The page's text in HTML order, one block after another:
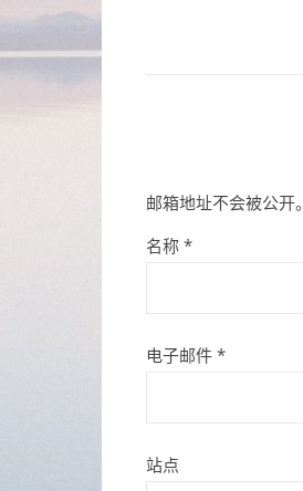
邮箱地址不会被公开。
名称 *
电子邮件 *
站点